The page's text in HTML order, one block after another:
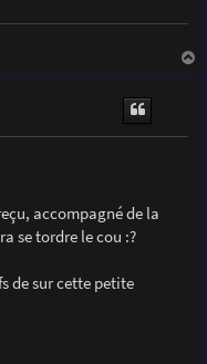
accompagné de la
se tordre le cou :?
de sur cette petite